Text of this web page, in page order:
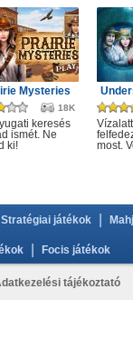
Mysteries
18K
keresés
ismét. Ne
ki!
most.
Stratégiai játékok
Focis játékok
tájékoztató